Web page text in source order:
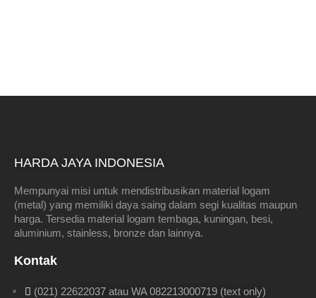
HARDA JAYA INDONESIA
Mempunyai misi untuk mendistribusikan material logam
(metal) yang memiliki daya saing dalam segi kualitas maupun
harga. Tersedia material logam tembaga, kuningan, besi,
aluminium, stainless, bronze dan lainnya.
Kontak
(021) 22622037 atau WA 082213000719 (text only)